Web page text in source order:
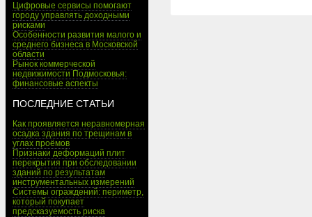
Цифровые сервисы помогают
городу управлять доходными
рисками
Особенности развития малого и
среднего бизнеса в Московской
области
Рынок коммерческой
недвижимости Подмосковья:
финансовые аспекты
ПОСЛЕДНИЕ СТАТЬИ
Как проявляется неравномерная
осадка здания по трещинам в
углах проёмов
Признаки деформаций плит
перекрытия при обследовании
зданий по результатам
инструментальных измерений
Системы ограждений: периметр,
который покупает
предсказуемость риска